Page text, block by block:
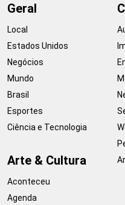
Geral
Local
Estados Unidos
Negócios
Mundo
Brasil
Esportes
Ciência e Tecnologia
Arte & Cultura
Aconteceu
Agenda